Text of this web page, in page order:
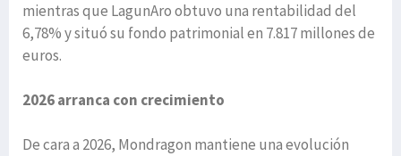
mientras que LagunAro obtuvo una rentabilidad del
6,78% y situó su fondo patrimonial en 7.817 millones de
euros.
2026 arranca con crecimiento
De cara a 2026, Mondragon mantiene una evolución